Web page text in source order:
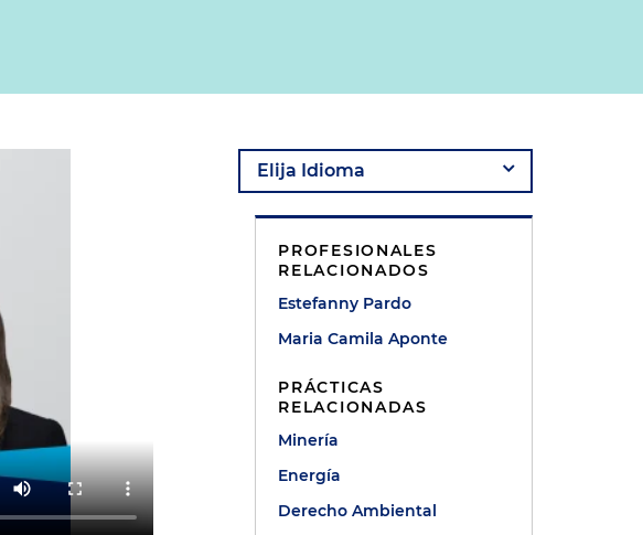
PROFESIONALES
RELACIONADOS
Estefanny Pardo
Maria Camila Aponte
PRÁCTICAS
RELACIONADAS
Minería
Energía
Derecho Ambiental